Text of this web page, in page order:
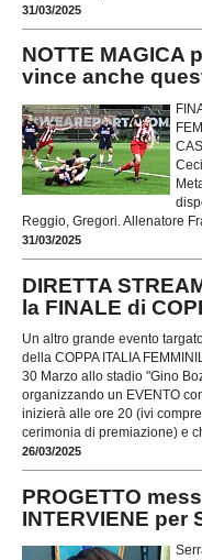
31/03/2025
NOTTE MAGICA
vince anche
Reggio, Gregori. Allenatore
31/03/2025
DIRETTA
la FINALE di
Un altro grande evento
della COPPA ITALIA
30 Marzo allo stadio "Gino
organizzando un EVENTO
inizierà alle ore 20 (ivi
cerimonia di premiazione) e
26/03/2025
PROGETTO
INTERVIENE per